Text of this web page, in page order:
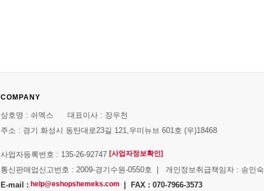
COMPANY
상호명 : 쉬멕스 대표이사 : 장우천
주소 : 경기 화성시 동탄대로23길 121,우미뉴브 601호 (우)18468
사업자등록번호 : 135-26-92747 [사업자정보확인]
통신판매업신고번호 : 2009-경기수원-0550호 | 개인정보취급책임자 : 송인숙
E-mail : help@eshopshemeks.com | FAX : 070-7966-3573